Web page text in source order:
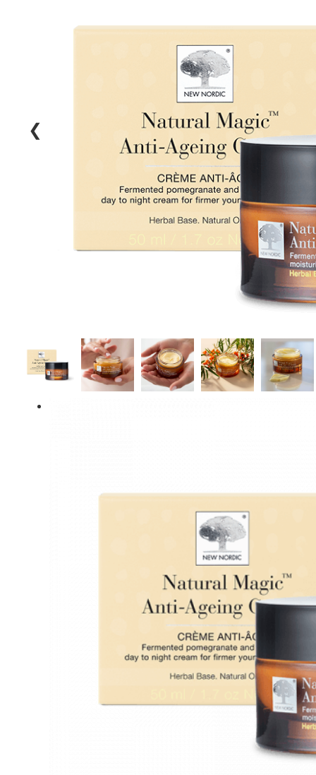
New Nordic Hair Volume Mega Strength 60 tabl.
398,95 kr.
❮